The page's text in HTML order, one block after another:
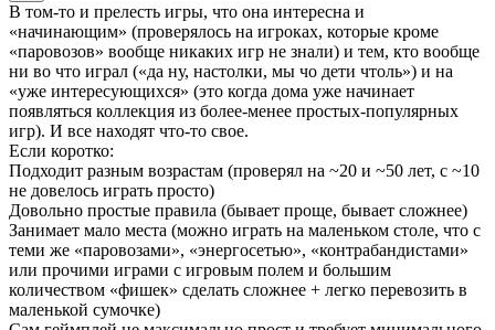
В том-то и прелесть игры, что она интересна и
«начинающим» (проверялось на игроках, которые кроме
«паровозов» вообще никаких игр не знали) и тем, кто вообще
ни во что играл («да ну, настолки, мы чо дети чтоль») и на
«уже интересующихся» (это когда дома уже начинает
появляться коллекция из более-менее простых-популярных
игр). И все находят что-то свое.
Если коротко:
Подходит разным возрастам (проверял на ~20 и ~50 лет, с ~10
не довелось играть просто)
Довольно простые правила (бывает проще, бывает сложнее)
Занимает мало места (можно играть на маленьком столе, что с
теми же «паровозами», «энергосетью», «контрабандистами»
или прочими играми с игровым полем и большим
количеством «фишек» сделать сложнее + легко перевозить в
маленькой сумочке)